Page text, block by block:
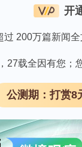
子吸收光谱
法实现现场
数达1.08×10
信号放大
Mahshid
开
过 200万篇新闻
27载全因有您；
公测期：打赏8